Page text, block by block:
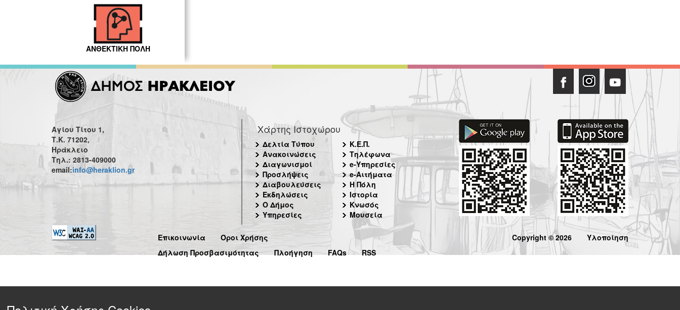
ΑΝΘΕΚΤΙΚΗ ΠΟΛΗ
Αγίου Τίτου 1,
Τ.Κ. 71202,
Ηράκλειο
Τηλ.: 2813-409000
email:info@heraklion.gr
Χάρτης Ιστοχώρου
Δελτία Τύπου
Ανακοινώσεις
Διαγωνισμοί
Προσλήψεις
Διαβουλεύσεις
Εκδηλώσεις
Ο Δήμος
Υπηρεσίες
Κ.Ε.Π.
Τηλέφωνα
e-Υπηρεσίες
e-Αιτήματα
Η Πόλη
Ιστορία
Κνωσός
Μουσεία
Επικοινωνία
Όροι Χρήσης
Δήλωση Προσβασιμότητας
Πλοήγηση FAQs RSS
Copyright © 2026 Υλοποίηση